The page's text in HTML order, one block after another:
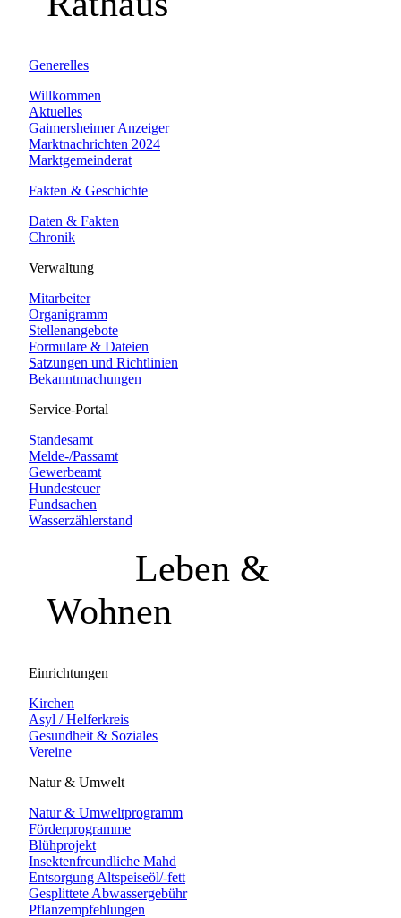
Generelles
Willkommen
Aktuelles
Gaimersheimer Anzeiger
Marktnachrichten 2024
Marktgemeinderat
Fakten & Geschichte
Daten & Fakten
Chronik
Verwaltung
Mitarbeiter
Organigramm
Stellenangebote
Formulare & Dateien
Satzungen und Richtlinien
Bekanntmachungen
Service-Portal
Standesamt
Melde-/Passamt
Gewerbeamt
Hundesteuer
Fundsachen
Wasserzählerstand
Leben &
Wohnen
Einrichtungen
Kirchen
Asyl / Helferkreis
Gesundheit & Soziales
Vereine
Natur & Umwelt
Natur & Umweltprogramm
Förderprogramme
Blühprojekt
Insektenfreundliche Mahd
Entsorgung Altspeiseöl/-fett
Gesplittete Abwassergebühr
Pflanzempfehlungen